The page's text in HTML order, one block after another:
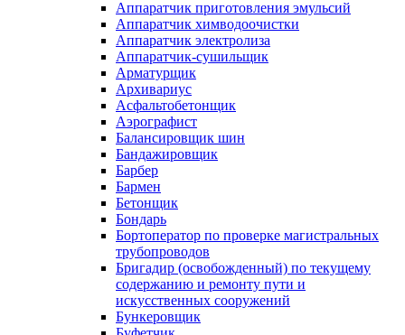
Аппаратчик приготовления эмульсий
Аппаратчик химводоочистки
Аппаратчик электролиза
Аппаратчик-сушильщик
Арматурщик
Архивариус
Асфальтобетонщик
Аэрографист
Балансировщик шин
Бандажировщик
Барбер
Бармен
Бетонщик
Бондарь
Бортоператор по проверке магистральных
трубопроводов
Бригадир (освобожденный) по текущему
содержанию и ремонту пути и
искусственных сооружений
Бункеровщик